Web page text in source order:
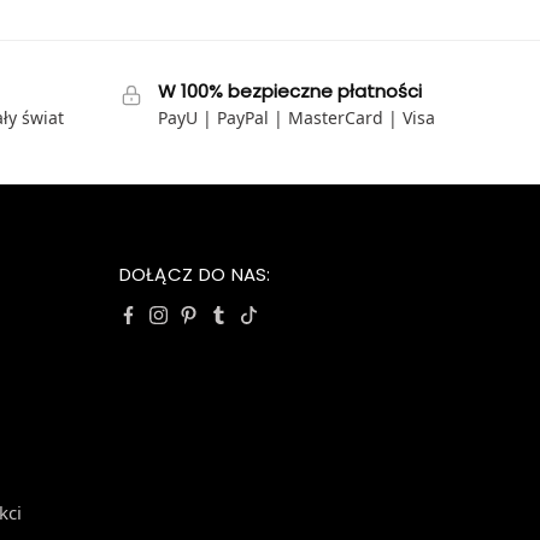
świat
W 100% bezpieczne płatności
PayU | PayPal | MasterCard | Visa
DOŁĄCZ DO NAS: